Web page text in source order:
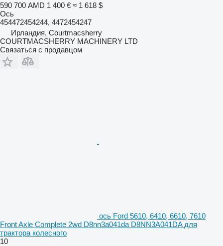
590 700 AMD 1 400 € ≈ 1 618 $
Ось
454472454244, 4472454247
Ирландия, Courtmacsherry
COURTMACSHERRY MACHINERY LTD
Связаться с продавцом
ось Ford 5610, 6410, 6610, 7610
Front Axle Complete 2wd D8nn3a041da D8NN3A041DA для
трактора колесного
10